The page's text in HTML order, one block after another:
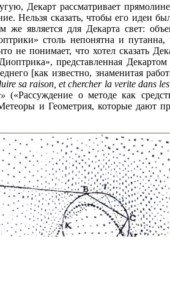
Декарт рассматривает
Нельзя сказать, чтобы его идеи
же является для Декарта свет:
столь непонятна и
не понимает, что хотел сказать
представленная
[как известно, знаменитая
sa raison, et chercher la verite dans
(«Рассуждение о методе как
и Геометрия, которые дают